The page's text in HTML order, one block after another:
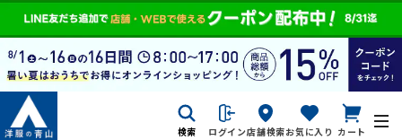
検索 ログイン店舗検索お気に入り カート